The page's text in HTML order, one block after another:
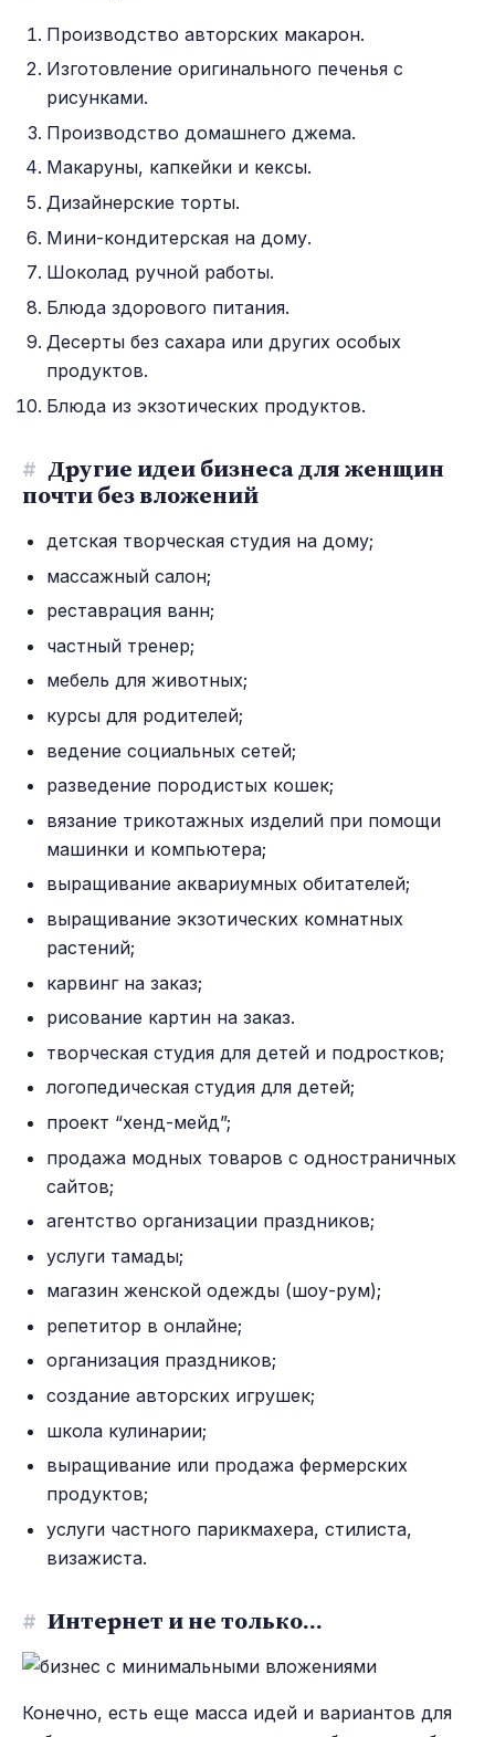
Производство авторских макарон.
Изготовление оригинального печенья с
рисунками.
Производство домашнего джема.
Макаруны, капкейки и кексы.
Дизайнерские торты.
Мини-кондитерская на дому.
Шоколад ручной работы.
Блюда здорового питания.
Десерты без сахара или других особых
продуктов.
Блюда из экзотических продуктов.
# Другие идеи бизнеса для женщин
почти без вложений
детская творческая студия на дому;
массажный салон;
реставрация ванн;
частный тренер;
мебель для животных;
курсы для родителей;
ведение социальных сетей;
разведение породистых кошек;
вязание трикотажных изделий при помощи
машинки и компьютера;
выращивание аквариумных обитателей;
выращивание экзотических комнатных
растений;
карвинг на заказ;
рисование картин на заказ.
творческая студия для детей и подростков;
логопедическая студия для детей;
проект “хенд-мейд”;
продажа модных товаров с одностраничных
сайтов;
агентство организации праздников;
услуги тамады;
магазин женской одежды (шоу-рум);
репетитор в онлайне;
организация праздников;
создание авторских игрушек;
школа кулинарии;
выращивание или продажа фермерских
продуктов;
услуги частного парикмахера, стилиста,
визажиста.
# Интернет и не только…
Конечно, есть еще масса идей и вариантов для